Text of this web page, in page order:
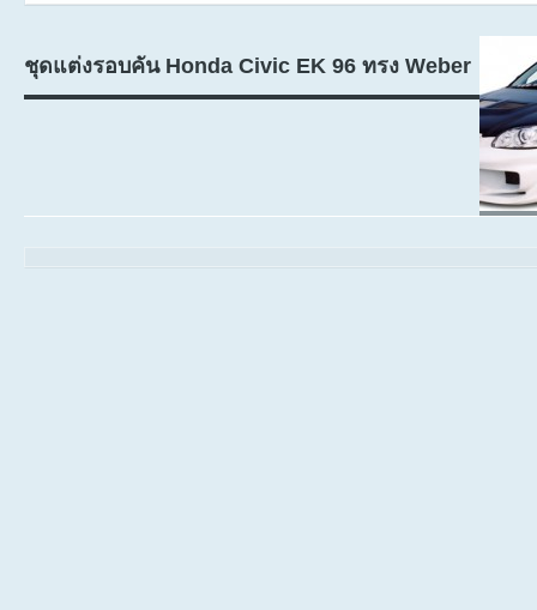
ชุดแต่งรอบคัน Honda Civic EK 96 ทรง Weber